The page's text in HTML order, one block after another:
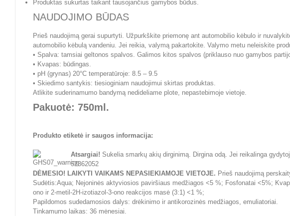
Produktas sukurtas taikant tausojančius gamybos būdus.
NAUDOJIMO BŪDAS
Prieš naudojimą gerai supurtyti. Užpurkškite priemonę ant automobilio kėbulo ir
automobilio kėbulą vandeniu. Jei reikia, valymą pakartokite. Valymo metu neleiskite
• Spalva: tamsiai geltonos spalvos. Galimos kitos spalvos (priklauso nuo gamybos
• Kvapas: būdingas.
• pH (grynas) 20°C temperatūroje: 8.5 – 9.5
• Skiedimo santykis: tiesioginiam naudojimui skirtas produktas.
Atlikite suderinamumo bandymą nedideliame plote, nepastebimoje vietoje.
Pakuotė: 750ml.
Produkto etiketė ir saugos informacija:
Atsargiai! Sukelia smarkų akių dirginimą. Dirgina odą. Jei reikalinga
52362052
DĖMESIO! LAIKYTI VAIKAMS NEPASIEKIAMOJE VIETOJE. Prieš naudojimą
Sudėtis:Aqua; Nejoninės aktyviosios paviršiaus medžiagos <5 %; Fosfonatai <5%;
ono ir 2-metil-2H-izotiazol-3-ono reakcijos masė (3:1) <1 %;
Papildomos sudedamosios dalys: drėkinimo ir antikorozinės medžiagos, emuliatoriai.
Tinkamumo laikas: 36 mėnesiai.